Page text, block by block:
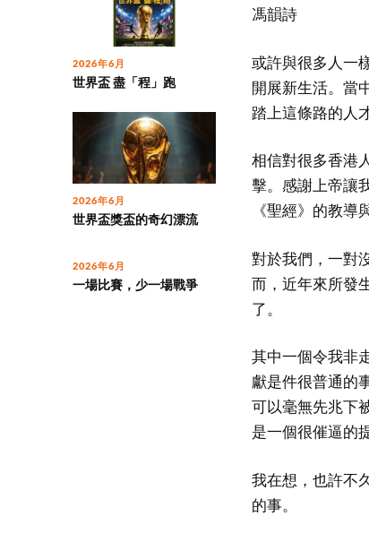
2026年6月
世界盃 盡「程」跑
2026年6月
世界盃獎盃的奇幻漂流
2026年6月
一場比賽，少一場戰爭
馮韻詩
或許與很多人一
開展新生活。當
踏上這條路的人
相信對很多香港
擊。感謝上帝讓
《聖經》的教導
對於我們，一對
而，近年來所發
了。
其中一個令我非
獻是件很普通的
可以毫無先兆下
是一個很催逼的
我在想，也許不
的事。